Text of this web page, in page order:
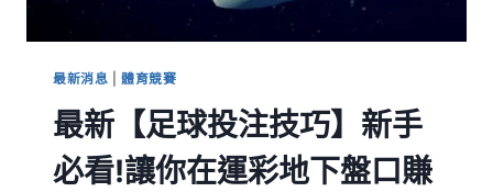
最新消息 |體育競賽
最新【足球投注技巧】新手
必看!讓你在運彩地下盤口賺